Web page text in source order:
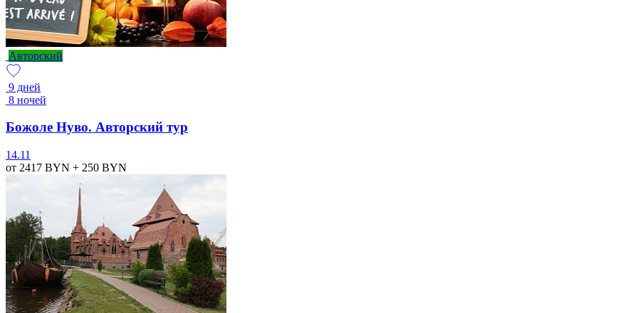
Авторский
9 дней
8 ночей
Божоле Нуво. Авторский тур
14.11
от 2417 BYN + 250 BYN